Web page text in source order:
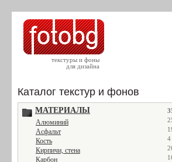
текстуры и фоны
для дизайна
Каталог текстур и фонов
МАТЕРИАЛЫ
Алюминий
Асфальт
Кость 4
Кирпичи, стена
Карбон